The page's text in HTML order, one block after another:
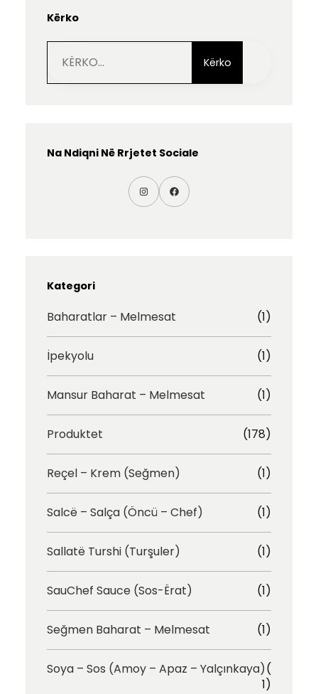
Kërko
Kërko
Na Ndiqni Në Rrjetet Sociale
I
n
m
F
a
Kategori
Baharatlar – Melmesat (1)
İpekyolu (1)
Mansur Baharat – Melmesat (1)
Produktet (178)
Reçel – Krem (Seğmen) (1)
Salcë – Salça (Öncü – Chef) (1)
Sallatë Turshi (Turşuler) (1)
SauChef Sauce (Sos-Ërat) (1)
Seğmen Baharat – Melmesat (1)
Soya – Sos (Amoy – Apaz – Yalçınkaya)(
1)